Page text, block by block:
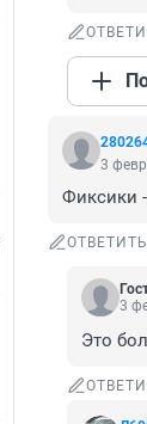
3
Фиксики
ОТВЕТИТЬ
3
Это